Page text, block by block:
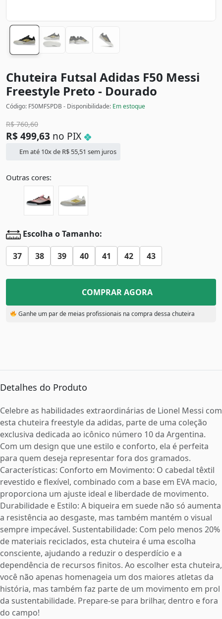
Chuteira Futsal Adidas F50 Messi
Freestyle Preto - Dourado
Código: F50MFSPDB - Disponibilidade: Em estoque
R$760,60
R$ 499,63 no PIX
Em até 10x de R$ 55,51 sem juros
Outras cores:
Escolha o Tamanho:
37 38 39 40 41 42 43
COMPRAR AGORA
Ganhe um par de meias profissionais na compra dessa chuteira
Detalhes do Produto
Celebre as habilidades extraordinárias de Lionel Messi com
esta chuteira freestyle da adidas, parte de uma coleção
exclusiva dedicada ao icônico número 10 da Argentina.
Com um design que une estilo e conforto, ela é perfeita
para quem deseja representar fora dos gramados.
Características: Conforto em Movimento: O cabedal têxtil
revestido e flexível, combinado com a base em EVA macio,
proporciona um ajuste ideal e liberdade de movimento.
Durabilidade e Estilo: A biqueira em suede não só aumenta
a resistência ao desgaste, mas também mantém o visual
sempre impecável. Sustentabilidade: Com pelo menos 20%
de materiais reciclados, esta chuteira é uma escolha
consciente, ajudando a reduzir o desperdício e a
dependência de recursos finitos. Ao escolher esta chuteira,
você não apenas homenageia um dos maiores atletas da
história, mas também faz parte de um movimento em prol
da sustentabilidade. Prepare-se para brilhar, dentro e fora
do campo!